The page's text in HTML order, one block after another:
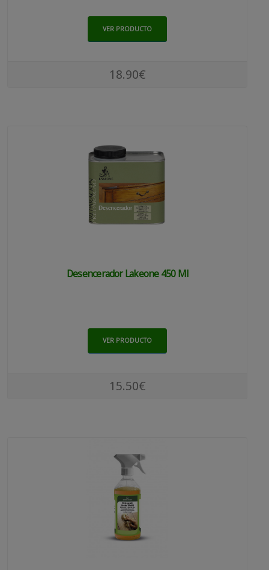
VER PRODUCTO
18.90€
Desencerador Lakeone 450 Ml
VER PRODUCTO
15.50€